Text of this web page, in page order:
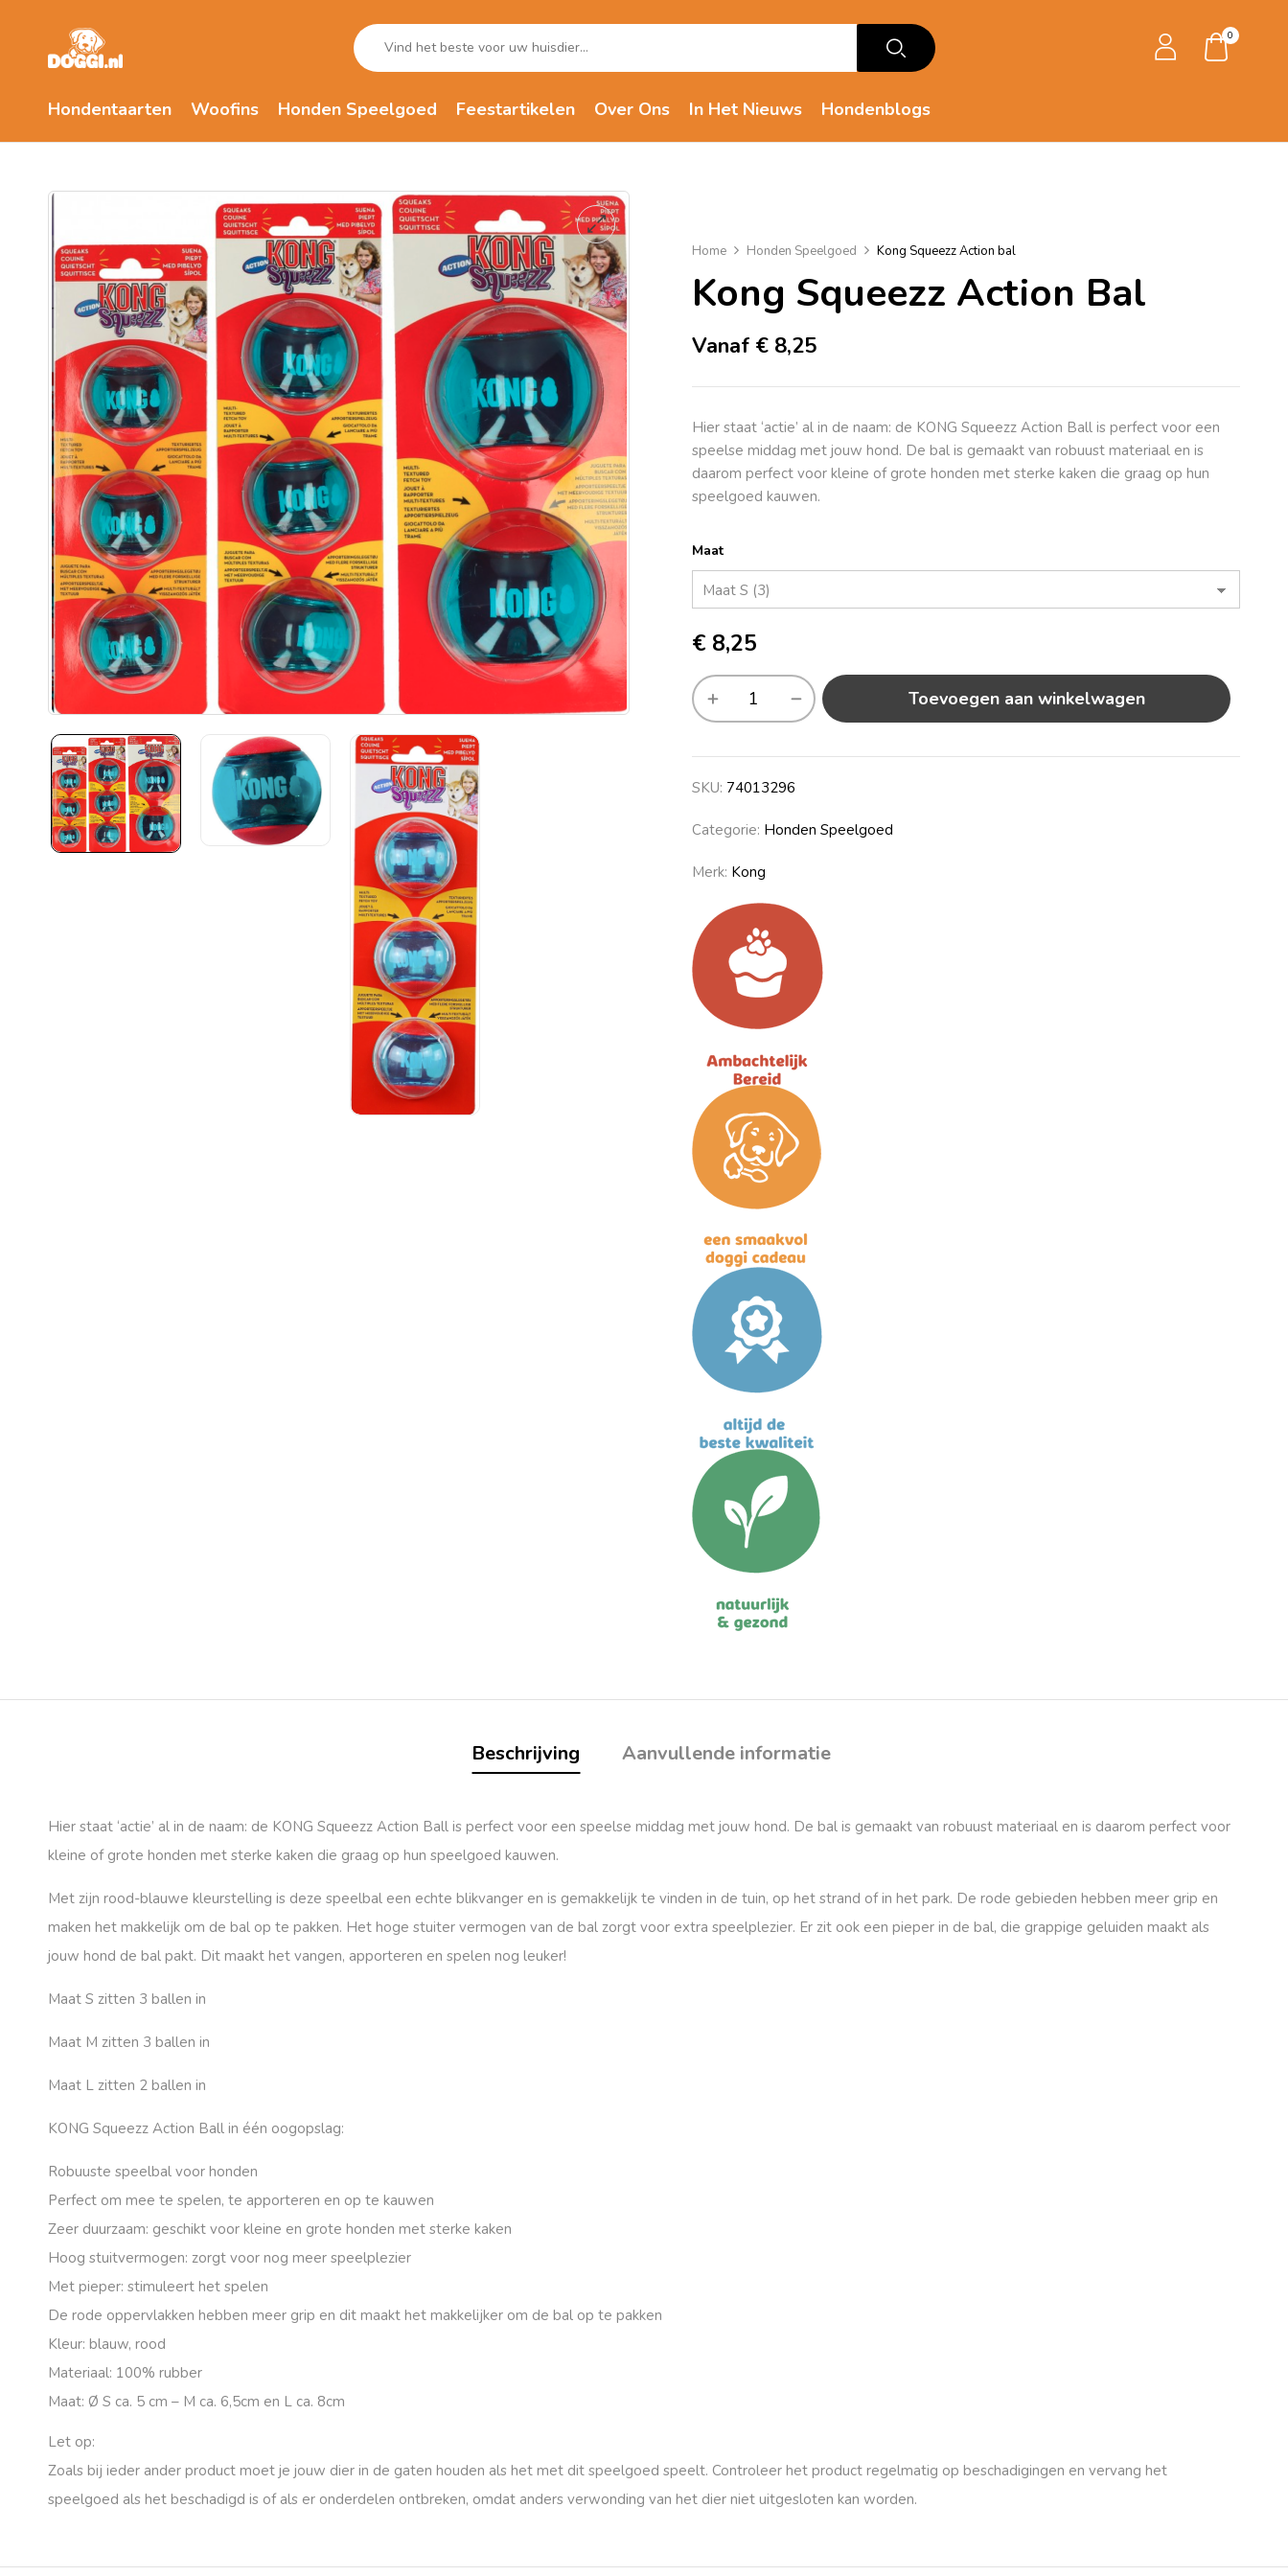
0
Hondentaarten Woofins Honden Speelgoed Feestartikelen Over Ons In Het Nieuws Hondenblogs
Home Honden Speelgoed Kong Squeezz Action bal
Kong Squeezz Action Bal
Vanaf € 8,25
Hier staat ‘actie’ al in de naam: de KONG Squeezz Action Ball is perfect voor een
speelse middag met jouw hond. De bal is gemaakt van robuust materiaal en is
daarom perfect voor kleine of grote honden met sterke kaken die graag op hun
speelgoed kauwen.
Maat
€ 8,25
Toevoegen aan winkelwagen
SKU: 74013296
Categorie: Honden Speelgoed
Merk: Kong
Beschrijving Aanvullende informatie
Hier staat ‘actie’ al in de naam: de KONG Squeezz Action Ball is perfect voor een speelse middag met jouw hond. De bal is gemaakt van robuust materiaal en is daarom perfect voor
kleine of grote honden met sterke kaken die graag op hun speelgoed kauwen.
Met zijn rood-blauwe kleurstelling is deze speelbal een echte blikvanger en is gemakkelijk te vinden in de tuin, op het strand of in het park. De rode gebieden hebben meer grip en
maken het makkelijk om de bal op te pakken. Het hoge stuiter vermogen van de bal zorgt voor extra speelplezier. Er zit ook een pieper in de bal, die grappige geluiden maakt als
jouw hond de bal pakt. Dit maakt het vangen, apporteren en spelen nog leuker!
Maat S zitten 3 ballen in
Maat M zitten 3 ballen in
Maat L zitten 2 ballen in
KONG Squeezz Action Ball in één oogopslag:
Robuuste speelbal voor honden
Perfect om mee te spelen, te apporteren en op te kauwen
Zeer duurzaam: geschikt voor kleine en grote honden met sterke kaken
Hoog stuitvermogen: zorgt voor nog meer speelplezier
Met pieper: stimuleert het spelen
De rode oppervlakken hebben meer grip en dit maakt het makkelijker om de bal op te pakken
Kleur: blauw, rood
Materiaal: 100% rubber
Maat: Ø S ca. 5 cm – M ca. 6,5cm en L ca. 8cm
Let op:
Zoals bij ieder ander product moet je jouw dier in de gaten houden als het met dit speelgoed speelt. Controleer het product regelmatig op beschadigingen en vervang het
speelgoed als het beschadigd is of als er onderdelen ontbreken, omdat anders verwonding van het dier niet uitgesloten kan worden.